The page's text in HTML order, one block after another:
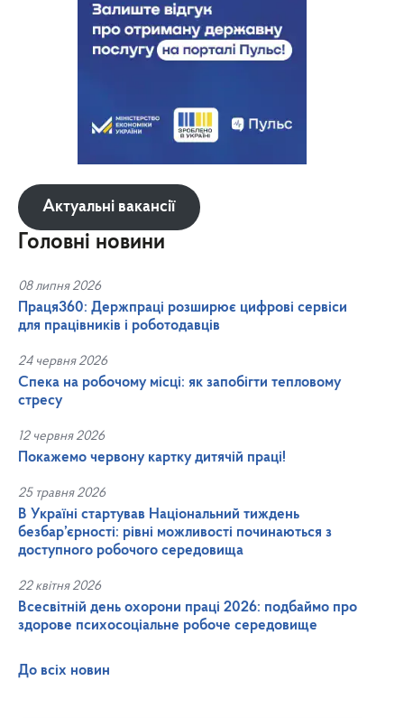
Актуальні вакансії
Головні новини
08 липня 2026
Праця360: Держпраці розширює цифрові сервіси
для працівників і роботодавців
24 червня 2026
Спека на робочому місці: як запобігти тепловому
стресу
12 червня 2026
Покажемо червону картку дитячій праці!
25 травня 2026
В Україні стартував Національний тиждень
безбар’єрності: рівні можливості починаються з
доступного робочого середовища
22 квітня 2026
Всесвітній день охорони праці 2026: подбаймо про
здорове психосоціальне робоче середовище
До всіх новин